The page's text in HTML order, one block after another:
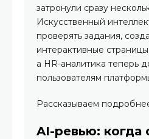
затронули сразу
Искусственный
проверять задания,
интерактивные
а HR-аналитика теперь
пользователям
Рассказываем
AI-ревью: когда